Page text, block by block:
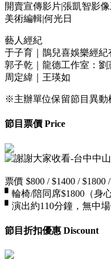
開賣宣傳影片|張凱智影
美術編輯|何光日
藝人經紀
于子育｜鵲兒喜娛樂經
郭子乾｜龍德工作室：劉
周定緯｜王瑛如
※主辦單位保留節目異動
節目票價 Price
票價 $800 / $1400 / $1800
▘輪椅/陪同席$1800（身
▘演出約110分鐘，無中
節目折扣優惠 Discount